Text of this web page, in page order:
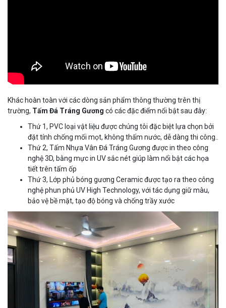
Khác hoàn toàn với các dòng sản phẩm thông thường trên thị
trường, Tấm Đá Tráng Gương có các đặc điểm nổi bật sau đây:
Thứ 1, PVC loại vật liệu được chúng tôi đặc biệt lựa chọn bởi
đặt tính chống mối mọt, không thấm nước, dễ dàng thi công..
Thứ 2, Tấm Nhựa Vân Đá Tráng Gương được in theo công
nghệ 3D, bằng mực in UV sắc nét giúp làm nổi bật các họa
tiết trên tấm ốp
Thứ 3, Lớp phủ bóng gương Ceramic được tạo ra theo công
nghệ phun phủ UV High Technology, với tác dụng giữ màu,
bảo vệ bề mặt, tạo độ bóng và chống trầy xước